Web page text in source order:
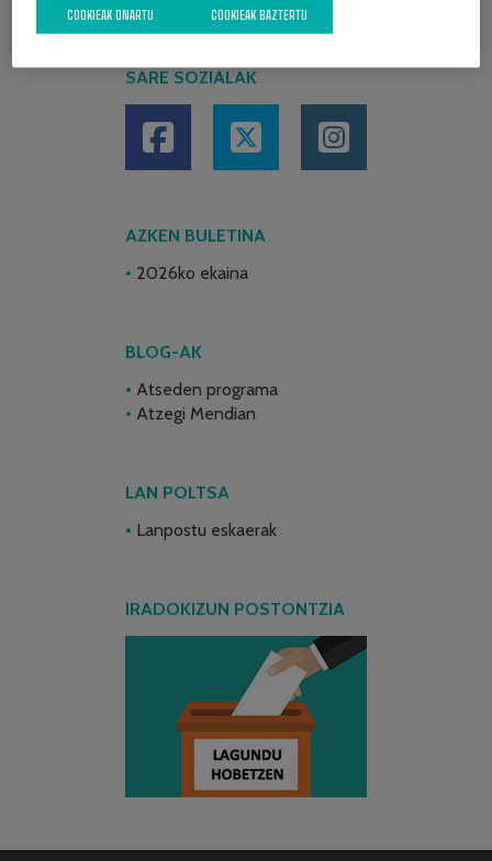
SARE SOZIALAK
AZKEN BULETINA
2026ko ekaina
BLOG-AK
Atseden programa
Atzegi Mendian
LAN POLTSA
Lanpostu eskaerak
IRADOKIZUN POSTONTZIA
COOKIEAK BAZTERTU
COOKIEAK ONARTU